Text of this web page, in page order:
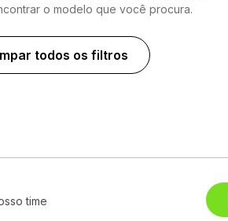
o modelo que você procura.
todos os filtros
time